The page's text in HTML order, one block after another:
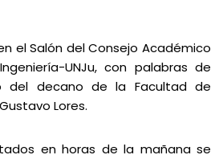
el Salón del Consejo Académico
UNJu, con palabras de
del decano de la Facultad de
Lores.
en horas de la mañana se